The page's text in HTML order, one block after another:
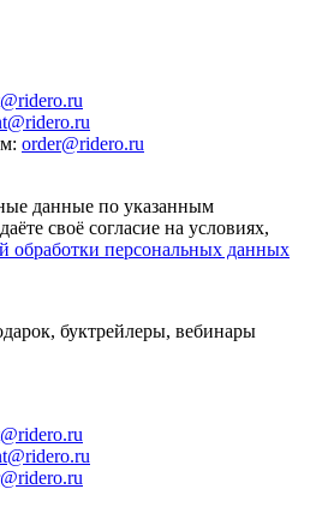
: order@ridero.ru
данные по указанным
своё согласие на условиях,
обработки персональных данных
буктрейлеры, вебинары